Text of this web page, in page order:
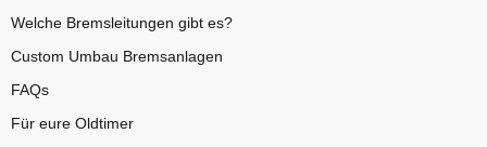
Welche Bremsleitungen gibt es?
Custom Umbau Bremsanlagen
FAQs
Für eure Oldtimer